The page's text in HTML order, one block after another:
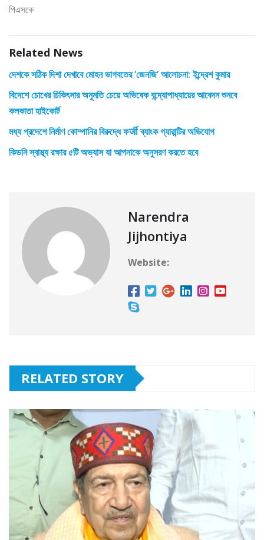
পিএসকে
Related News
দেশকে সঠিক দিশা দেখাবে মোহন ভাগবতের ‘জেনজি’ আলোচনা: ইন্দ্রেশ কুমার
বিদেশে চোখের চিকিৎসার অনুমতি চেয়ে অভিষেক বন্দ্যোপাধ্যায়ের আবেদন শুনবে
কলকাতা হাইকোর্ট
মধ্য প্রদেশে নির্মাণ কোম্পানির বিরুদ্ধে ফर्जी ব্যাংক গ্যারান্টির অভিযোগ
কিডনি স্বাস্থ্য রক্ষার ৫টি অভ্যাস যা আপনাকে অনুসরণ করতে হবে
Narendra
Jijhontiya
Website:
RELATED STORY